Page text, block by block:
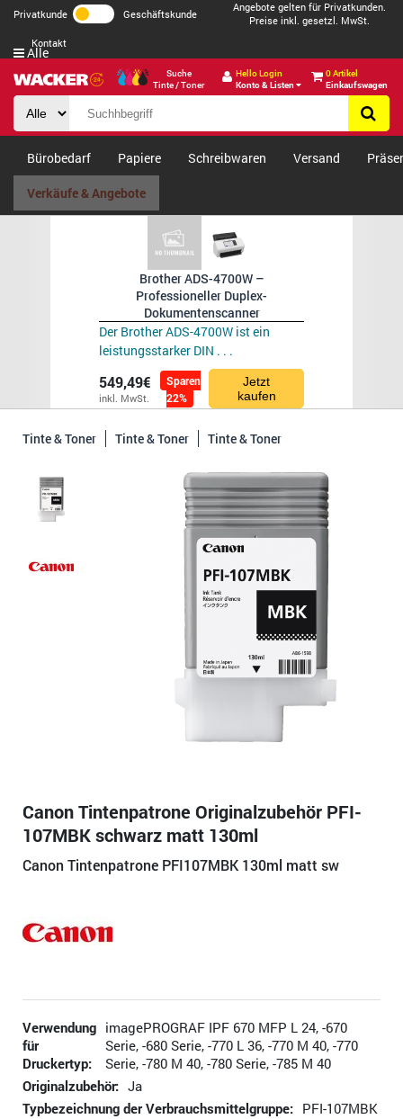
Privatkunde Geschäftskunde
Angebote gelten für Privatkunden.
Preise inkl. gesetzl. MwSt.
Kontakt
Suche
Tinte / Toner
Hello Login
Konto & Listen
0 Artikel
Einkaufswagen
Alle
Bürobedarf Papiere Schreibwaren Versand
Verkäufe & Angebote
Brother ADS-4700W –
Professioneller Duplex-
Dokumentenscanner
Der Brother ADS-4700W ist ein
leistungsstarker DIN . . .
549,49€
inkl. MwSt.
Sparen
22%
Jetzt
kaufen
Tinte & Toner Tinte & Toner Tinte & Toner
Canon Tintenpatrone Originalzubehör PFI-
107MBK schwarz matt 130ml
Canon Tintenpatrone PFI107MBK 130ml matt sw
Verwendung
für
Druckertyp:
imagePROGRAF IPF 670 MFP L 24, -670
Serie, -680 Serie, -770 L 36, -770 M 40, -770
Serie, -780 M 40, -780 Serie, -785 M 40
Originalzubehör: Ja
Typbezeichnung der Verbrauchsmittelgruppe: PFI-107MBK